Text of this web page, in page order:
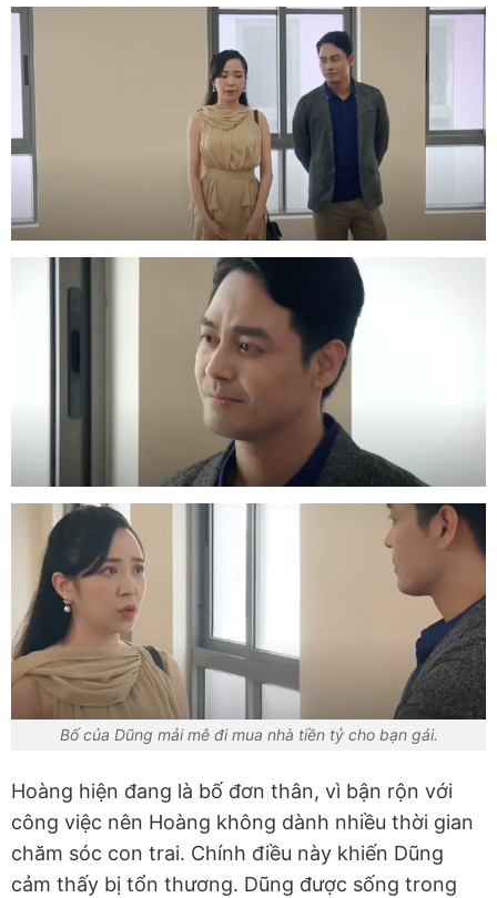
Bố của Dũng mải mê đi mua nhà tiền tỷ cho bạn gái.
Hoàng hiện đang là bố đơn thân, vì bận rộn với
công việc nên Hoàng không dành nhiều thời gian
chăm sóc con trai. Chính điều này khiến Dũng
cảm thấy bị tổn thương. Dũng được sống trong